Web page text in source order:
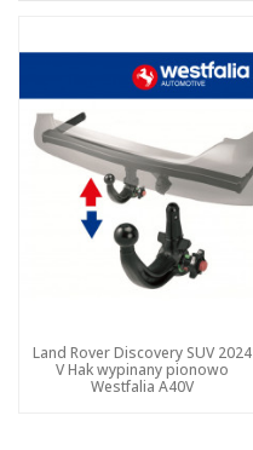
Land Rover Discovery SUV 2024
V Hak wypinany pionowo
Westfalia A40V